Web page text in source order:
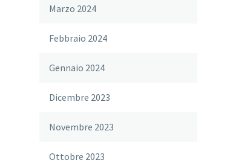
Marzo 2024
Febbraio 2024
Gennaio 2024
Dicembre 2023
Novembre 2023
Ottobre 2023